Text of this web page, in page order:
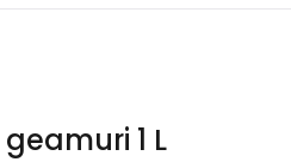
1 L